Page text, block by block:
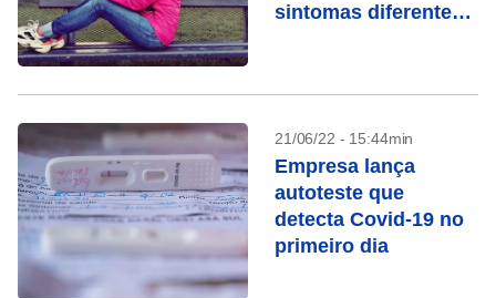
sintomas diferentes
21/06/22 - 15:44min
Empresa lança
autoteste que
detecta Covid-19 no
primeiro dia